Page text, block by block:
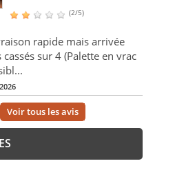
(2/5)
rapide mais arrivée
sur 4 (Palette en vrac
Voir tous les avis